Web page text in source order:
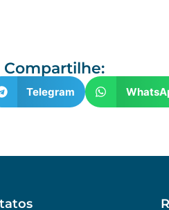
Compartilhe:
Telegram